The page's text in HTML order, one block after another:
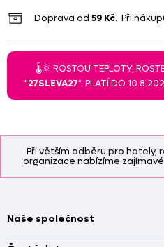
Při větším odběru pro
organizace nabízíme
Doprava od 59 Kč. Při
🌡️🌞 ROSTOU TEPLOTY,
"27SLEVA27". PLATÍ DO
Naše společnost
Doprava a platba